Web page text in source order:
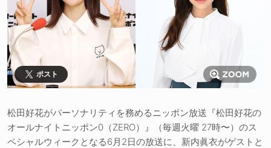
ポスト
松田好花がパーソナリティを務めるニッポン放送『松田好花の
オールナイトニッポン0（ZERO）』（毎週火曜 27時〜）のス
ペシャルウィークとなる6月2日の放送に、新内眞衣がゲストと